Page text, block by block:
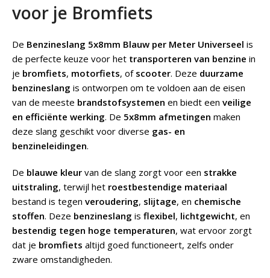
voor je Bromfiets
De Benzineslang 5x8mm Blauw per Meter Universeel is
de perfecte keuze voor het transporteren van benzine in
je bromfiets, motorfiets, of scooter. Deze duurzame
benzineslang is ontworpen om te voldoen aan de eisen
van de meeste brandstofsystemen en biedt een veilige
en efficiënte werking. De 5x8mm afmetingen maken
deze slang geschikt voor diverse gas- en
benzineleidingen.
De blauwe kleur van de slang zorgt voor een strakke
uitstraling, terwijl het roestbestendige materiaal
bestand is tegen veroudering, slijtage, en chemische
stoffen. Deze benzineslang is flexibel, lichtgewicht, en
bestendig tegen hoge temperaturen, wat ervoor zorgt
dat je bromfiets altijd goed functioneert, zelfs onder
zware omstandigheden.